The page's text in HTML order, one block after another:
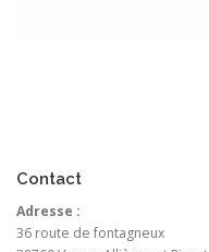
Contact
Adresse :
36 route de fontagneux